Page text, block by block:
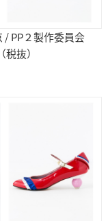
PP２製作委員会
抜）